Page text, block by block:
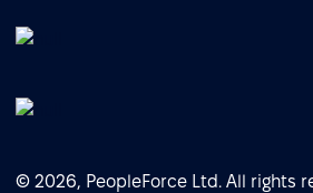
© 2026, PeopleForce Ltd. All rights